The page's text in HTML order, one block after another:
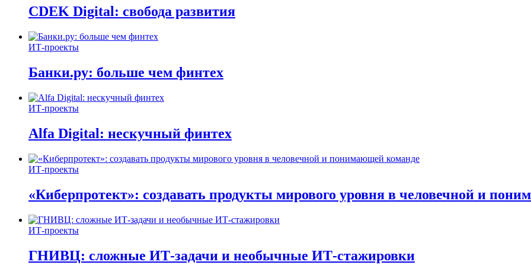
CDEK Digital: свобода развития
ИТ-проекты
Банки.ру: больше чем финтех
ИТ-проекты
Alfa Digital: нескучный финтех
ИТ-проекты
«Киберпротект»: создавать продукты мирового уровня в человечной и
ИТ-проекты
ГНИВЦ: сложные ИТ‑задачи и необычные ИТ‑стажировки